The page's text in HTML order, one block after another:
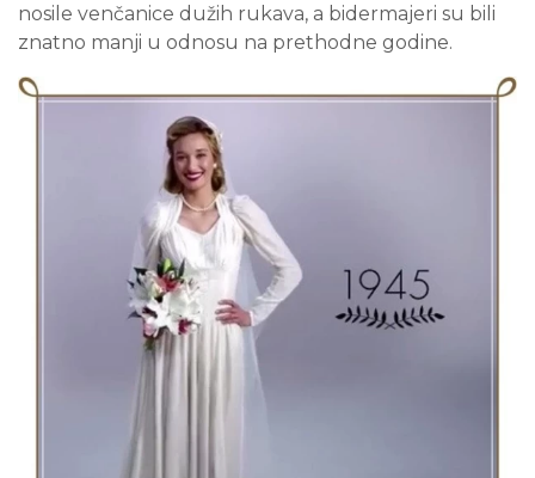
nosile venčanice dužih rukava, a bidermajeri su bili
znatno manji u odnosu na prethodne godine.